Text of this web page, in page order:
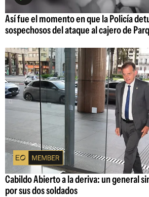
Así fue el momento en que la Policía
sospechosos del ataque al cajero de
Cabildo Abierto a la deriva: un general
por sus dos soldados